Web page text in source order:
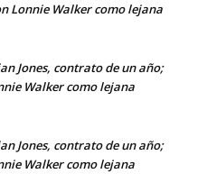
Lonnie Walker como lejana
Jones, contrato de un año;
Walker como lejana
Jones, contrato de un año;
Walker como lejana